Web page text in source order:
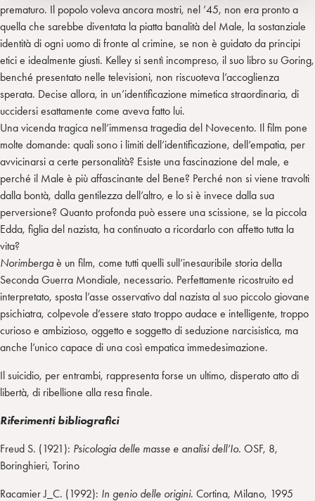
prematuro. Il popolo voleva ancora mostri, nel ’45, non era pronto a
quella che sarebbe diventata la piatta banalità del Male, la sostanziale
identità di ogni uomo di fronte al crimine, se non è guidato da principi
etici e idealmente giusti. Kelley si sentì incompreso, il suo libro su Goring,
benché presentato nelle televisioni, non riscuoteva l’accoglienza
sperata. Decise allora, in un’identificazione mimetica straordinaria, di
uccidersi esattamente come aveva fatto lui.
Una vicenda tragica nell’immensa tragedia del Novecento. Il film pone
molte domande: quali sono i limiti dell’identificazione, dell’empatia, per
avvicinarsi a certe personalità? Esiste una fascinazione del male, e
perché il Male è più affascinante del Bene? Perché non si viene travolti
dalla bontà, dalla gentilezza dell’altro, e lo si è invece dalla sua
perversione? Quanto profonda può essere una scissione, se la piccola
Edda, figlia del nazista, ha continuato a ricordarlo con affetto tutta la
vita?
Norimbergaè un film, come tutti quelli sull’inesauribile storia della
Seconda Guerra Mondiale, necessario. Perfettamente ricostruito ed
interpretato, sposta l’asse osservativo dal nazista al suo piccolo giovane
psichiatra, colpevole d’essere stato troppo audace e intelligente, troppo
curioso e ambizioso, oggetto e soggetto di seduzione narcisistica, ma
anche l’unico capace di una così empatica immedesimazione.
Il suicidio, per entrambi, rappresenta forse un ultimo, disperato atto di
libertà, di ribellione alla resa finale.
Riferimenti bibliografici
Freud S. (1921): Psicologia delle masse e analisi dell’Io. OSF, 8,
Boringhieri, Torino
Racamier J_C. (1992): In genio delle origini. Cortina, Milano, 1995